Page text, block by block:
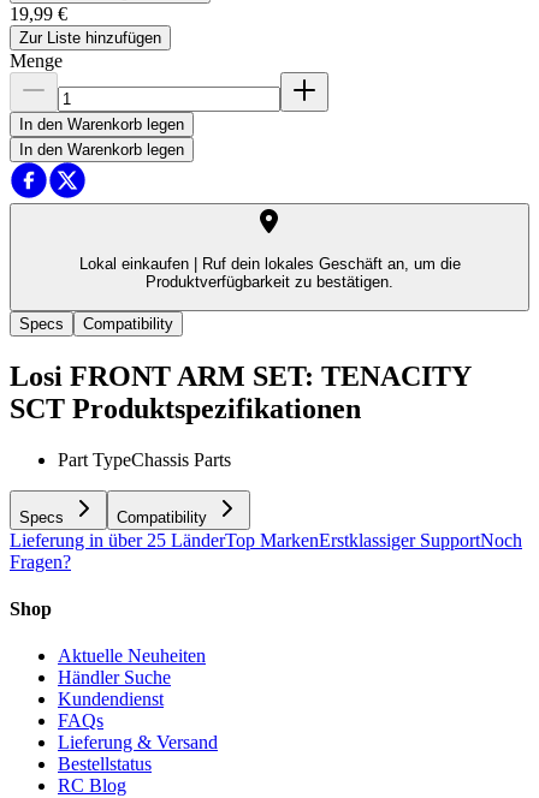
19,99 €
Zur Liste hinzufügen
Menge
In den Warenkorb legen
In den Warenkorb legen
Lokal einkaufen |
Ruf dein lokales Geschäft an, um die
Produktverfügbarkeit zu bestätigen.
Specs Compatibility
Losi FRONT ARM SET: TENACITY
SCT Produktspezifikationen
Part TypeChassis Parts
Specs Compatibility
Lieferung in über 25 LänderTop MarkenErstklassiger SupportNoch
Fragen?
Shop
Aktuelle Neuheiten
Händler Suche
Kundendienst
FAQs
Lieferung & Versand
Bestellstatus
RC Blog